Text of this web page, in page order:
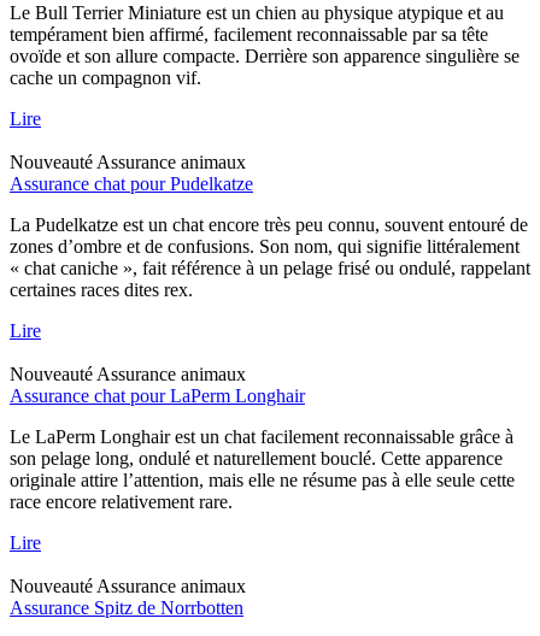
Le Bull Terrier Miniature est un chien au physique atypique et au
tempérament bien affirmé, facilement reconnaissable par sa tête
ovoïde et son allure compacte. Derrière son apparence singulière se
cache un compagnon vif.
Lire
Nouveauté Assurance animaux
Assurance chat pour Pudelkatze
La Pudelkatze est un chat encore très peu connu, souvent entouré de
zones d’ombre et de confusions. Son nom, qui signifie littéralement
« chat caniche », fait référence à un pelage frisé ou ondulé, rappelant
certaines races dites rex.
Lire
Nouveauté Assurance animaux
Assurance chat pour LaPerm Longhair
Le LaPerm Longhair est un chat facilement reconnaissable grâce à
son pelage long, ondulé et naturellement bouclé. Cette apparence
originale attire l’attention, mais elle ne résume pas à elle seule cette
race encore relativement rare.
Lire
Nouveauté Assurance animaux
Assurance Spitz de Norrbotten